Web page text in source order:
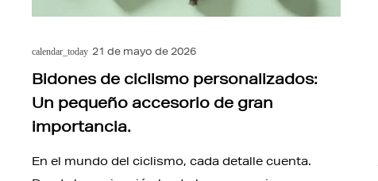
calendar_today 21 de mayo de 2026
Bidones de ciclismo personalizados:
Un pequeño accesorio de gran
importancia.
En el mundo del ciclismo, cada detalle cuenta.